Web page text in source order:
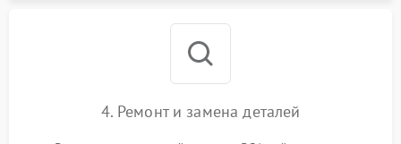
4. Ремонт и замена деталей